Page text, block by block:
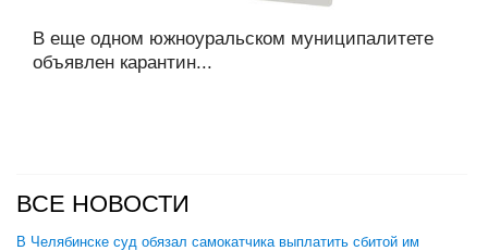
В еще одном южноуральском муниципалитете
объявлен карантин...
ВСЕ НОВОСТИ
В Челябинске суд обязал самокатчика выплатить сбитой им